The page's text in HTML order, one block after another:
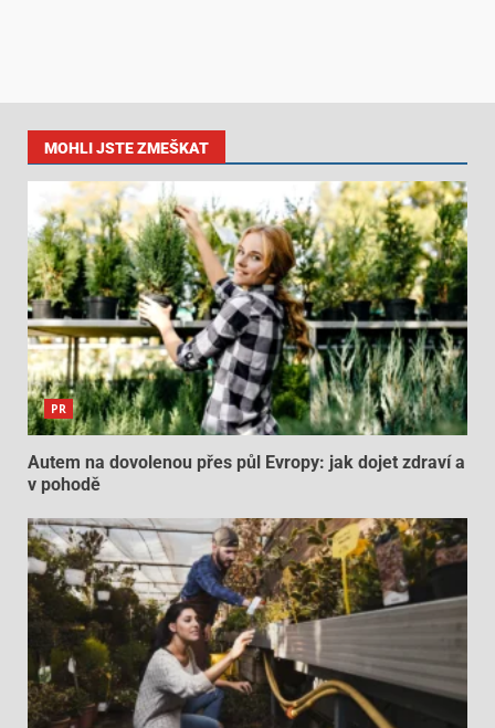
MOHLI JSTE ZMEŠKAT
PR
Autem na dovolenou přes půl Evropy: jak dojet zdraví a
v pohodě